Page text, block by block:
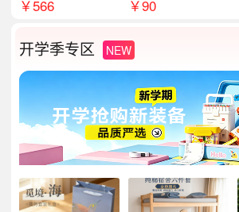
￥566 ￥90
开学季专区 NEW